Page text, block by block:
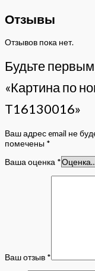
Отзывы
Отзывов пока нет.
Будьте
«Картина по
T16130016»
Ваш адрес email не
помечены *
Ваша оценка *
Ваш отзыв *